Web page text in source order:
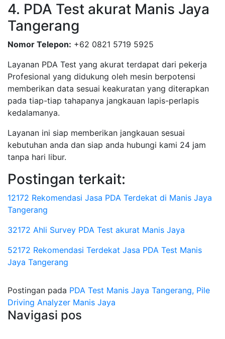
4. PDA Test akurat Manis Jaya
Tangerang
Nomor Telepon: +62 0821 5719 5925
Layanan PDA Test yang akurat terdapat dari pekerja
Profesional yang didukung oleh mesin berpotensi
memberikan data sesuai keakuratan yang diterapkan
pada tiap-tiap tahapanya jangkauan lapis-perlapis
kedalamanya.
Layanan ini siap memberikan jangkauan sesuai
kebutuhan anda dan siap anda hubungi kami 24 jam
tanpa hari libur.
Postingan terkait:
12172 Rekomendasi Jasa PDA Terdekat di Manis Jaya
Tangerang
32172 Ahli Survey PDA Test akurat Manis Jaya
52172 Rekomendasi Terdekat Jasa PDA Test Manis
Jaya Tangerang
Postingan pada PDA Test Manis Jaya Tangerang, Pile
Driving Analyzer Manis Jaya
Navigasi pos